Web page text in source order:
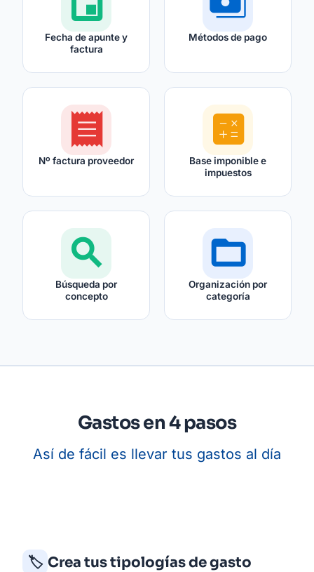
Fecha de apunte y
factura
Métodos de pago
receipt
Nº factura proveedor
calculate
Base imponible e
impuestos
search
Búsqueda por
concepto
folder_open
Organización por
categoría
Gastos en 4 pasos
Así de fácil es llevar tus gastos al día
🏷️ Crea tus tipologías de gasto